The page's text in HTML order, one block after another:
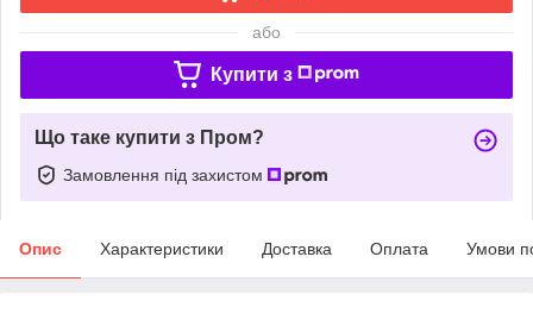
або
Купити з
Що таке купити з Пром?
Замовлення під захистом
Опис Характеристики Доставка Оплата Умови